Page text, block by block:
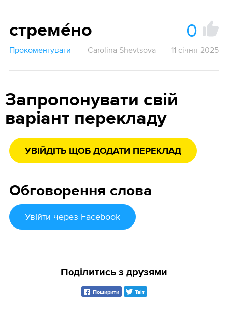
стреме́но 0
Прокоментувати Carolina Shevtsova 11 січня 2025
Запропонувати свій
варіант перекладу
УВІЙДІТЬ ЩОБ ДОДАТИ ПЕРЕКЛАД
Обговорення слова
Увійти через Facebook
Поділитись з друзями
Поширити Твіт